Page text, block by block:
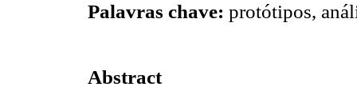
Palavras chave: protótipos,
Abstract